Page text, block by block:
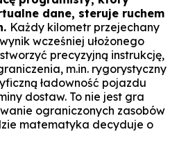
dane, steruje ruchem
Każdy kilometr przejechany
wcześniej ułożonego
precyzyjną instrukcję,
m.in. rygorystyczny
ładowność pojazdu
dostaw. To nie jest gra
ograniczonych zasobów
matematyka decyduje o